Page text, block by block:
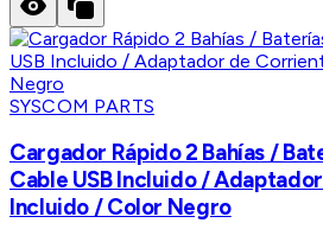
SYSCOM PARTS
Cargador Rápido 2 Bahías /
Cable USB Incluido /
Incluido / Color Negro